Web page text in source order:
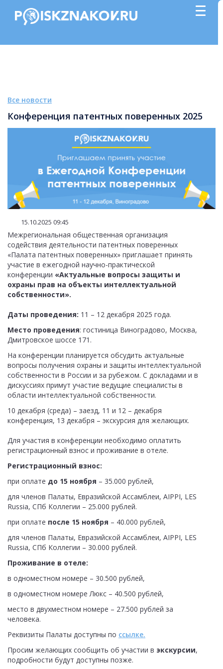
Все новости
Конференция патентных поверенных 2025
15.10.2025 09:45
Межрегиональная общественная организация
содействия деятельности патентных поверенных
«Палата патентных поверенных» приглашает принять
участие в ежегодной научно-практической
конференции «Актуальные вопросы защиты и
охраны прав на объекты интеллектуальной
собственности».
Даты проведения: 11 – 12 декабря 2025 года.
Место проведения: гостиница Виноградово, Москва,
Дмитровское шоссе 171.
На конференции планируется обсудить актуальные
вопросы получения охраны и защиты интеллектуальной
собственности в России и за рубежом. С докладами и в
дискуссиях примут участие ведущие специалисты в
области интеллектуальной собственности.
10 декабря (среда) – заезд, 11 и 12 – декабря
конференция, 13 декабря – экскурсия для желающих.
Для участия в конференции необходимо оплатить
регистрационный взнос и проживание в отеле.
Регистрационный взнос:
при оплате до 15 ноября – 35.000 рублей,
для членов Палаты, Евразийской Ассамблеи, AIPPI, LES
Russia, СПб Коллегии – 25.000 рублей.
при оплате после 15 ноября – 40.000 рублей,
для членов Палаты, Евразийской Ассамблеи, AIPPI, LES
Russia, СПб Коллегии – 30.000 рублей.
Проживание в отеле:
в одноместном номере – 30.500 рублей,
в одноместном номере Люкс – 40.500 рублей,
место в двухместном номере – 27.500 рублей за
человека.
Реквизиты Палаты доступны по ссылке.
Просим желающих сообщить об участии в экскурсии,
подробности будут доступны позже.